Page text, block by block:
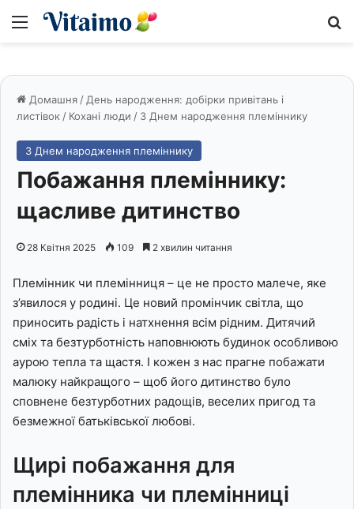
Меню
Домашня / День народження: добірки привітань і
листівок / Кохані люди / З Днем народження племіннику
З Днем народження племіннику
Побажання племіннику:
щасливе дитинство
28 Квітня 2025 109 2 хвилин читання
Племінник чи племінниця – це не просто малече, яке
з’явилося у родині. Це новий промінчик світла, що
приносить радість і натхнення всім рідним. Дитячий
сміх та безтурботність наповнюють будинок особливою
аурою тепла та щастя. І кожен з нас прагне побажати
малюку найкращого – щоб його дитинство було
сповнене безтурботних радощів, веселих пригод та
безмежної батьківської любові.
Щирі побажання для
племінника чи племінниці